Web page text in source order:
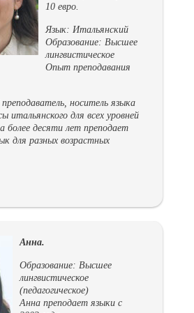
10 евро.
Язык: Итальянский
Образование: Высшее
лингвистическое
Опыт преподавания
носитель языка
итальянского для всех уровней
более десяти лет преподает
для разных возрастных
Анна.
Образование: Высшее
лингвистическое
(педагогическое)
Анна преподает языки с